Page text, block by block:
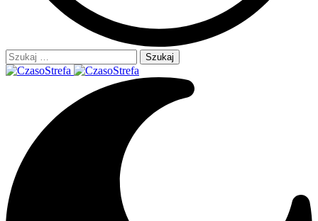
Szukaj: